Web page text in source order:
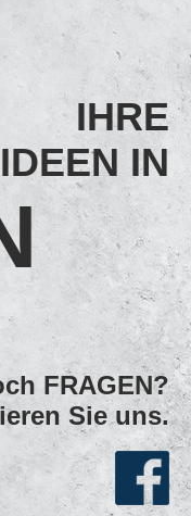
IHRE
IDEEN IN
FRAGEN?
Sie uns.